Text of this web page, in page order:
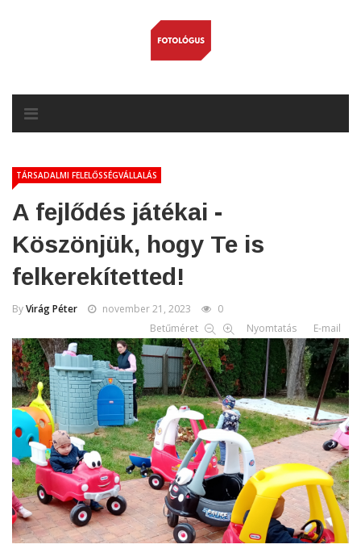
TÁRSADALMI FELELŐSSÉGVÁLLALÁS
A fejlődés játékai -
Köszönjük, hogy Te is
felkerekítetted!
ByVirág Péter november 21, 2023
0
Betűméret
Nyomtatás E-mail